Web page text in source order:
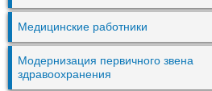
Медицинские работники
Модернизация первичного звена
здравоохранения